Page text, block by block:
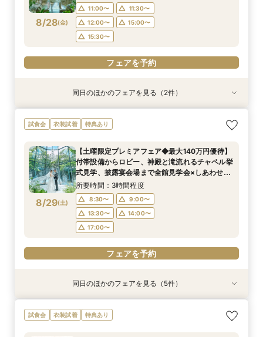
15:30〜
フェアを予約
15:30〜
フェアを予約
8/28(金)
11:00〜
11:30〜
12:00〜
15:00〜
15:30〜
フェアを予約
衣装試着 特典あり
8/28(金)
【少人数プラン相談会】専用の貸切別邸OPEN&
贅沢無料試食
11:00〜
11:30〜
12:00〜
15:00〜
15:30〜
フェアを予約
特典あり
8/28(金)
マイナビ限定★当館人気NO,1◆豪華国産「しあ
わせ絆牛」絶品試食付◆
11:00〜
11:30〜
12:00〜
15:00〜
15:30〜
フェアを予約
同日のほかのフェアを見る（2件）
試食会 衣装試着 特典あり
8/29(土)
【土曜限定プレミアフェア◆最大140万円優待】
付帯設備からロビー、神殿と滝流れるチャペル挙
式見学、披露宴会場まで全館見学会×しあわせ絆
牛無料試食会×おふたりに合わせた見積りシュミ
レーション
所要時間：3時間程度
8:30〜
9:00〜
13:30〜
14:00〜
17:00〜
フェアを予約
衣装試着 特典あり
【少人数プラン相談会】専用の貸切別邸OPEN&
贅沢無料試食
特典あり
【神前挙式をご検討の方へ】神殿「凛」見学＆和
フレンチ無料試食
特典あり
【初めての式場見学の方も安心】豪華試食付きウ
エディング相談会
衣装試着 特典あり
《新チャペルOPEN記念◆8大特典≫木目×ナ
チュラルチャペル体験
衣装試着 特典あり
マイナビ限定【料理重視派必見】和牛フィレ肉×
懐石フレンチコース美食会
同日のほかのフェアを見る（5件）
試食会 衣装試着 特典あり